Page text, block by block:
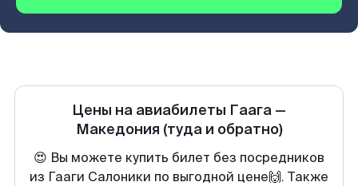
Цены на авиабилеты Гаага —
Македония (туда и обратно)
😍 Вы можете купить билет без посредников
из Гааги Салоники по выгодной цене🙌. Также